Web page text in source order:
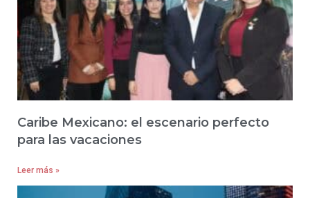
Caribe Mexicano: el escenario perfecto
para las vacaciones
Leer más »